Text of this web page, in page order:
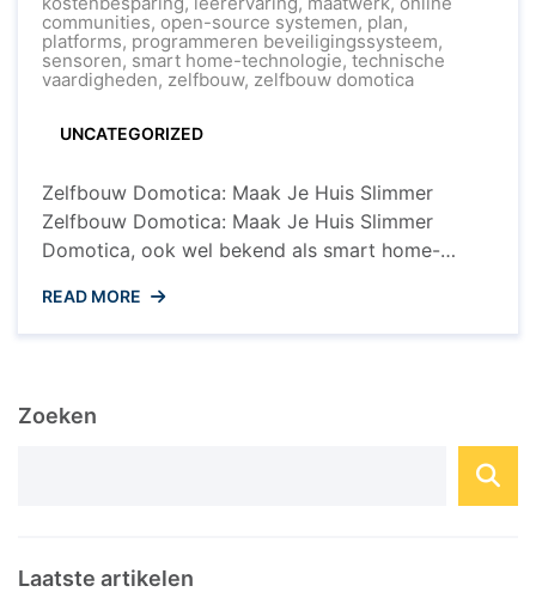
Domotica
voor
Jouw
Slimme
communities, open-source systemen, plan,
platforms, programmeren beveiligingssysteem,
sensoren, smart home-technologie,technische
vaardigheden, zelfbouw, zelfbouw domotica
UNCATEGORIZED
Zelfbouw Domotica: Maak Je Huis Slimmer
Zelfbouw Domotica: Maak Je Huis Slimmer
Domotica, ook wel bekend als smart home-
huiseigenaren in staat om hun woningen slimmer
en efficiënter te maken door middel van
domotica is zelfbouw, waarbij ...
READ MORE
Zoeken
Laatste artikelen